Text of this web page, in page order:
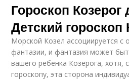
Гороскоп Козерог
Детский гороскоп
Морской Козел ассоциируется с
фантазии, и фантазия может
вашего ребенка Козерога, хотя,
гороскопу, эта сторона